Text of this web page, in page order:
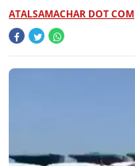
ATALSAMACHAR DOT COM